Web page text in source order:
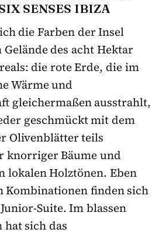
SENSES IBIZA
die Farben der Insel
des acht Hektar
die rote Erde, die im
Wärme und
gleichermaßen ausstrahlt,
geschmückt mit dem
Olivenblätter teils
knorriger Bäume und
lokalen Holztönen. Eben
Kombinationen finden sich
Suite. Im blassen
sich das